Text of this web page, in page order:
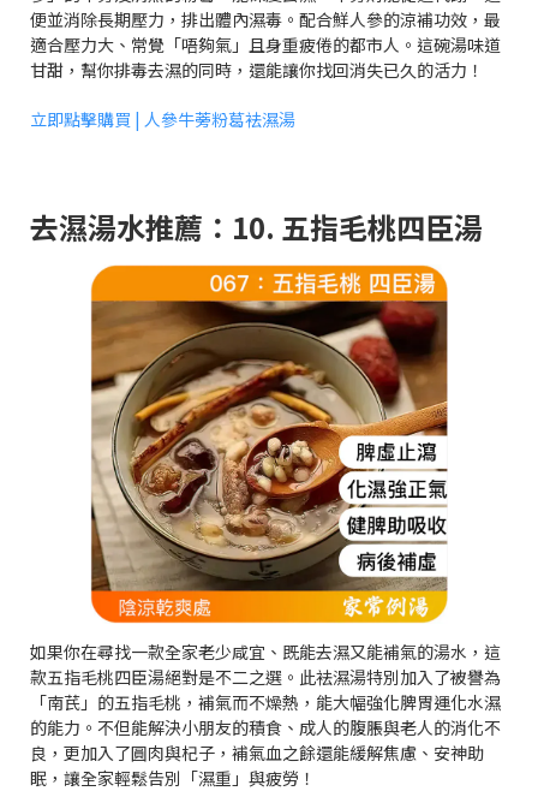
便並消除長期壓力，排出體內濕毒。配合鮮人參的涼補功效，最
適合壓力大、常覺「唔夠氣」且身重疲倦的都市人。這碗湯味道
甘甜，幫你排毒去濕的同時，還能讓你找回消失已久的活力！
立即點擊購買 | 人參牛蒡粉葛袪濕湯
去濕湯水推薦：10. 五指毛桃四臣湯
如果你在尋找一款全家老少咸宜、既能去濕又能補氣的湯水，這
款五指毛桃四臣湯絕對是不二之選。此袪濕湯特別加入了被譽為
「南芪」的五指毛桃，補氣而不燥熱，能大幅強化脾胃運化水濕
的能力。不但能解決小朋友的積食、成人的腹脹與老人的消化不
良，更加入了圓肉與杞子，補氣血之餘還能緩解焦慮、安神助
眠，讓全家輕鬆告別「濕重」與疲勞！